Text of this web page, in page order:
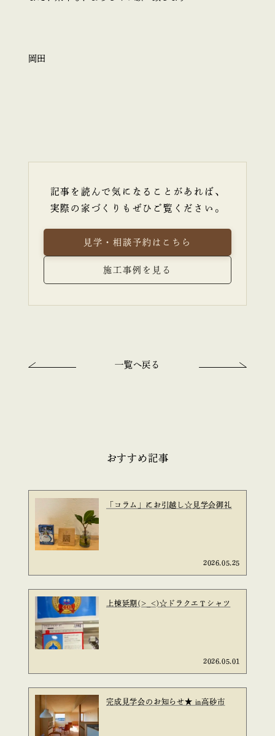
岡田
記事を読んで気になることがあれば、
実際の家づくりもぜひご覧ください。
見学・相談予約はこちら
施工事例を見る
一覧へ戻る
おすすめ記事
「コラム」にお引越し☆見学会御礼
2026.05.25
上棟延期(>_<)☆ドラクエＴシャツ
2026.05.01
完成見学会のお知らせ★ in高砂市